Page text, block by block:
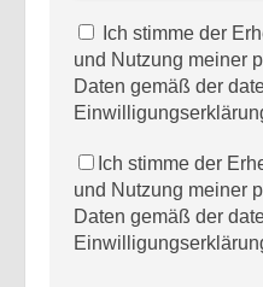
Ich stimme der
und Nutzung meiner
Daten gemäß der
Ich stimme der
und Nutzung meiner
Daten gemäß der